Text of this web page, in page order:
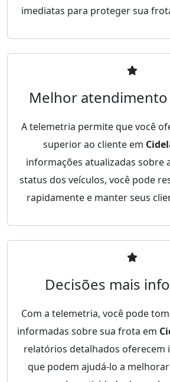
imediatas para proteger sua
Melhor
A telemetria permite que você
superior ao cliente em
informações atualizadas sobre
status dos veículos, você pode
rapidamente e manter seus
Decisões mais
Com a telemetria, você pode
informadas sobre sua frota em
relatórios detalhados oferecem
que podem ajudá-lo a